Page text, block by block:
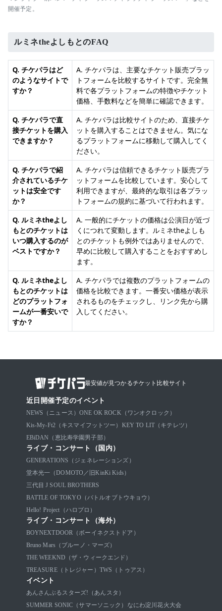
開催予定。
ルミネtheよしもとのFAQ
Q. チケパラはど
のようなサイトで
すか？
A. チケパラは、主要なチケット販売プラッ
トフォームを比較するサイトです。完全無
料で各プラットフォームの特徴やチケット
価格、手数料などを簡単に確認できます。
Q. チケパラで直
接チケットを購入
できますか？
A. チケパラは比較サイトのため、直接チケ
ットを購入することはできません。気にな
るプラットフォームに移動して購入してく
ださい。
Q. チケパラで紹
介されているチケ
ットは安全です
か？
A. チケパラは信頼できるチケット販売プラ
ットフォームを比較しています。安心して
利用できますが、最終的な取引は各プラッ
トフォームの規約に基づいて行われます。
Q. ルミネtheよし
もとのチケットは
いつ購入するのが
ベストですか？
A. 一般的にチケットの価格は公演日が近づ
くにつれて変動します。ルミネtheよしも
とのチケットも例外ではありませんので、
早めに比較して購入することをおすすめし
ます。
Q. ルミネtheよし
もとのチケットは
どのプラットフォ
ームが一番安いで
すか？
A. チケパラでは複数のプラットフォームの
価格を比較できます。一番安い価格が表示
されるものをチェックし、リンク先から購
入してください。
最安値が見つかるチケット比較サイト
近日開催予定のイベント
NEWS（ニュース） ONE OK ROCK（ワンオクロック）
Kis-My-Ft2（キスマイフットツー） KEY TO LIT（キテレツ）
EBiDAN（恵比寿学園男子部）
ライブ・コンサート（国内）
GENERATIONS（ジェネレーションズ）
堂本光一（DOMOTO／旧KinKi Kids）
三代目 J SOUL BROTHERS
BATTLE OF TOKYO（バトルオブトウキョウ）
Hello! Project（ハロプロ）
ライブ・コンサート（海外）
BOYNEXTDOOR（ボーイネクストドア）
Bruno Mars（ブルーノ・マーズ）
THE WEEKND（ザ・ウィークエンド）
TREASURE（トレジャー） TWS（トゥアス）
イベント
あんさんぶるスターズ!（あんスタ）
SUMMER SONIC（サマーソニック） なにわ淀川花火大会